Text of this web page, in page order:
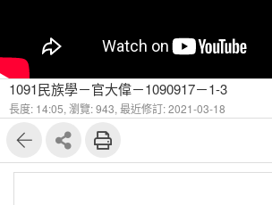
1091民族學－官大偉－1090917－1-3
長度: 14:05, 瀏覽: 943, 最近修訂: 2021-03-18